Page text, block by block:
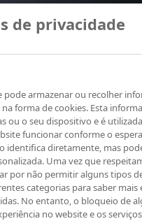
de privacidade
armazenar ou recolher
forma de cookies. Esta
ou o seu dispositivo e é utilizada
funcionar conforme o
identifica diretamente, mas
Uma vez que
por não permitir alguns tipos
categorias para saber mais
No entanto, o bloqueio de
no website e os